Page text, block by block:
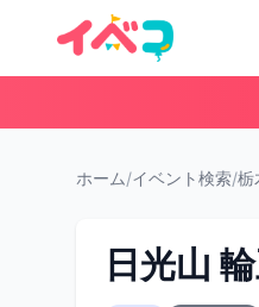
ホーム/イベント検索/栃
日光山